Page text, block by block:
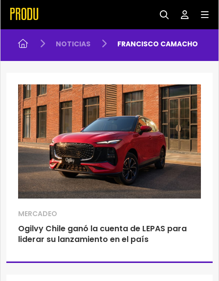
NOTICIAS FRANCISCO CAMACHO
MERCADEO
Ogilvy Chile ganó la cuenta de LEPAS para
liderar su lanzamiento en el país